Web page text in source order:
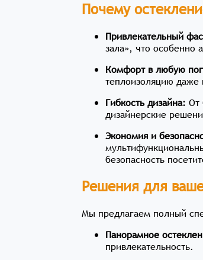
Почему
Привлекательный
зала», что особенно
Комфорт в любую
теплоизоляцию даже
Гибкость дизайна: От
дизайнерские
Экономия и
безопасность
Решения для
Мы предлагаем полный
Панорамное
привлекательность.